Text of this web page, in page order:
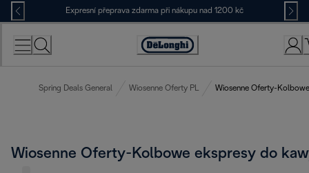
Skip
to
Content
Expresní přeprava zdarma při nákupu nad 1200 kč
Accessibility
Spring Deals General Wiosenne Oferty PL Wiosenne Oferty-
Wiosenne Oferty-Kolbowe ekspresy do